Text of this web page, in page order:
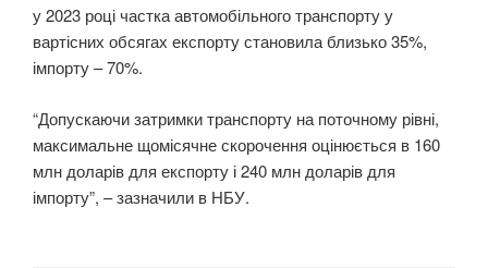
у 2023 році частка автомобільного транспорту у
вартісних обсягах експорту становила близько 35%,
імпорту – 70%.
“Допускаючи затримки транспорту на поточному рівні,
максимальне щомісячне скорочення оцінюється в 160
млн доларів для експорту і 240 млн доларів для
імпорту”, – зазначили в НБУ.